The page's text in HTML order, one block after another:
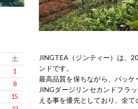
JINGTEA（ジンティー）は、
ンドです。
最高品質を保ちながら、パッ
JINGダージリンセカンドフラ
える事を優先としており、全
土
1
8
15